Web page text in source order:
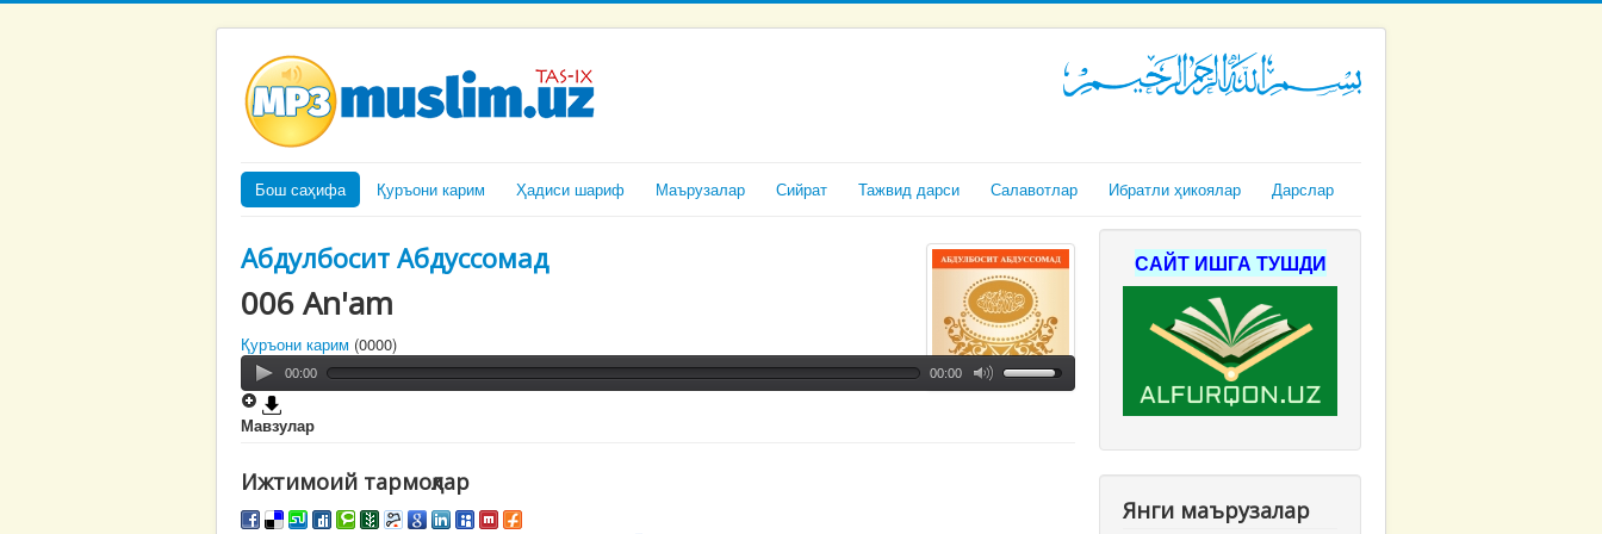
Бош саҳифа Қуръони карим Ҳадиси шариф Маърузалар Сийрат Тажвид дарси Салавотлар Ибратли ҳикоялар Дарслар
Абдулбосит Абдуссомад
006 An'am
Қуръони карим (0000)
00:00 00:00
Мавзулар
Ижтимоий тармоқлар
САЙТ ИШГА ТУШДИ
Янги маърузалар